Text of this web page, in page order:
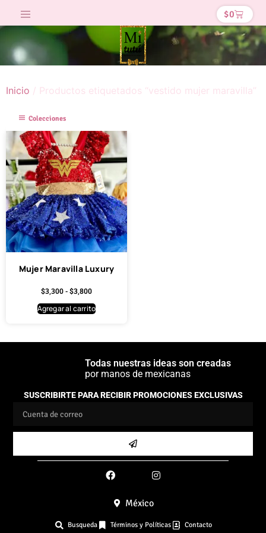
$0
Inicio / Productos etiquetados “vestido mujer maravilla”
Colecciones
Mujer Maravilla Luxury
$3,300 - $3,800
Agregar al carrito
Todas nuestras ideas son creadas
por manos de mexicanas
SUSCRIBIRTE PARA RECIBIR PROMOCIONES EXCLUSIVAS
México
Busqueda Términos y Políticas Contacto